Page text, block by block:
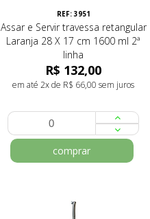
REF: 3951
Assar e Servir travessa retangular
Laranja 28 X 17 cm 1600 ml 2ª
linha
R$ 132,00
em até 2x de R$ 66,00 sem juros
comprar